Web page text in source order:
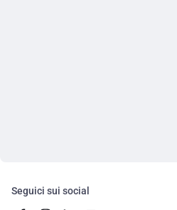
Seguici sui social